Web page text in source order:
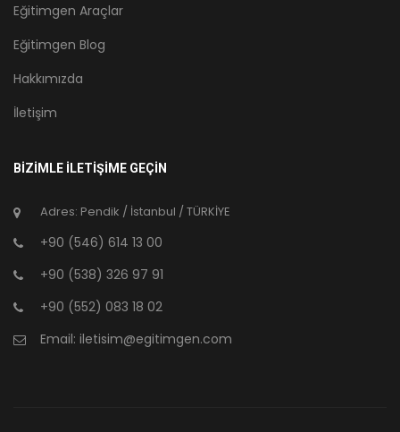
Eğitimgen Araçlar
Eğitimgen Blog
Hakkımızda
İletişim
BİZİMLE İLETİŞİME GEÇİN
Adres: Pendik / İstanbul / TÜRKİYE
+90 (546) 614 13 00
+90 (538) 326 97 91
+90 (552) 083 18 02
Email: iletisim@egitimgen.com